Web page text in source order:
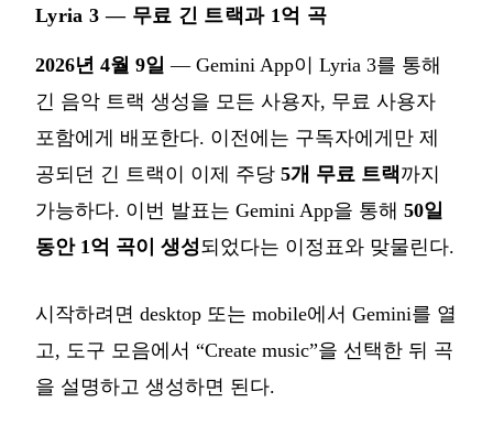
Lyria 3 — 무료 긴 트랙과 1억 곡
2026년 4월 9일 — Gemini App이 Lyria 3를 통해
긴 음악 트랙 생성을 모든 사용자, 무료 사용자
포함에게 배포한다. 이전에는 구독자에게만 제
공되던 긴 트랙이 이제 주당 5개 무료 트랙까지
가능하다. 이번 발표는 Gemini App을 통해 50일
동안 1억 곡이 생성되었다는 이정표와 맞물린다.
시작하려면 desktop 또는 mobile에서 Gemini를 열
고, 도구 모음에서 “Create music”을 선택한 뒤 곡
을 설명하고 생성하면 된다.